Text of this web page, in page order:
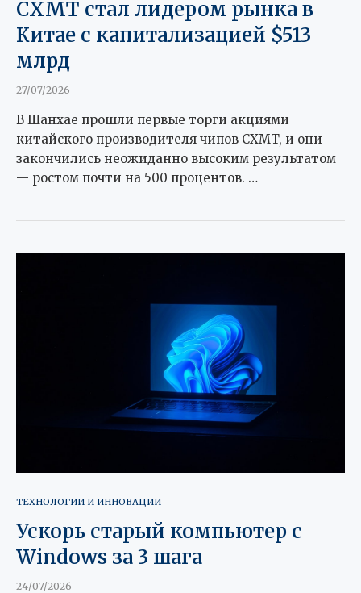
CXMT стал лидером рынка в
Китае с капитализацией $513
млрд
27/07/2026
В Шанхае прошли первые торги акциями
китайского производителя чипов CXMT, и они
закончились неожиданно высоким результатом
— ростом почти на 500 процентов. …
ТЕХНОЛОГИИ И ИННОВАЦИИ
Ускорь старый компьютер с
Windows за 3 шага
24/07/2026